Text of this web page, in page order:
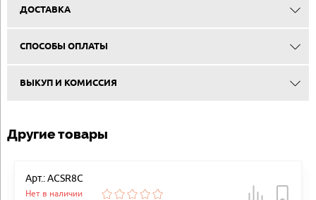
ДОСТАВКА
СПОСОБЫ ОПЛАТЫ
ВЫКУП И КОМИССИЯ
Другие товары
Арт.: ACSR8C
Нет в наличии